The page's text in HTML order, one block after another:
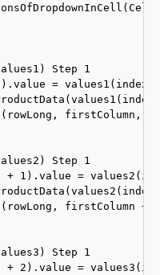
Step 1
= values1(index1)
firstColumn,
Step 1
+ 1).value =
firstColumn +
Step 1
+ 2).value =